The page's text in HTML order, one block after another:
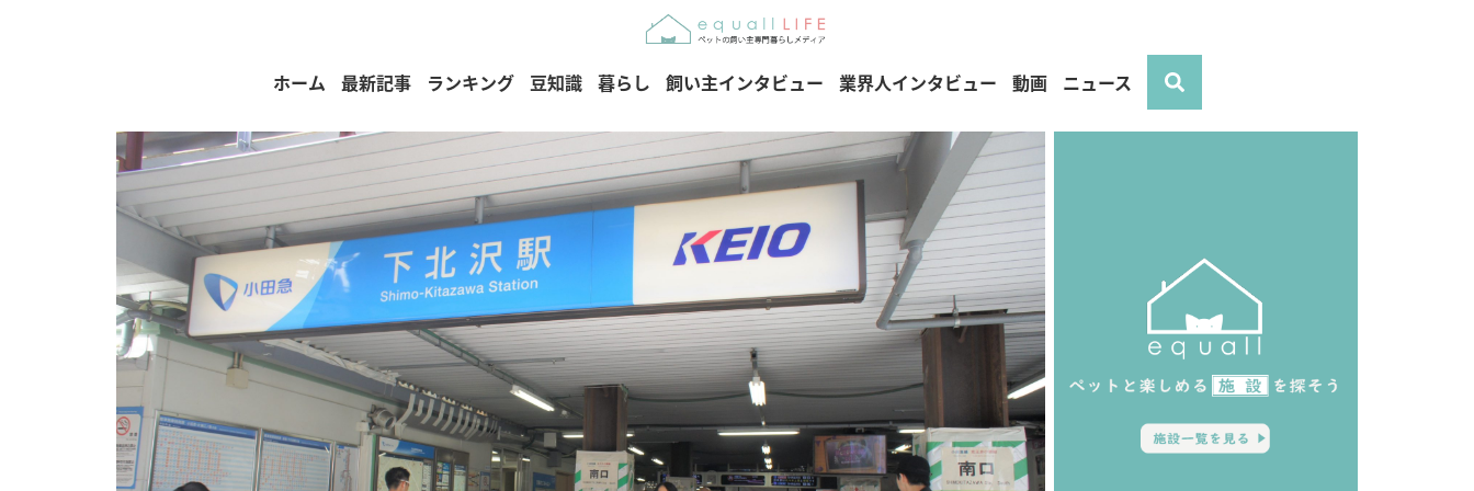
ホーム 最新記事 ランキング 豆知識 暮らし 飼い主インタビュー 業界人インタビュー 動画 ニュース